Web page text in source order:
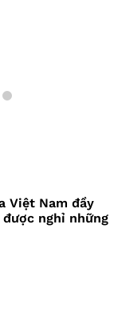
Việt Nam đầy
nghỉ những